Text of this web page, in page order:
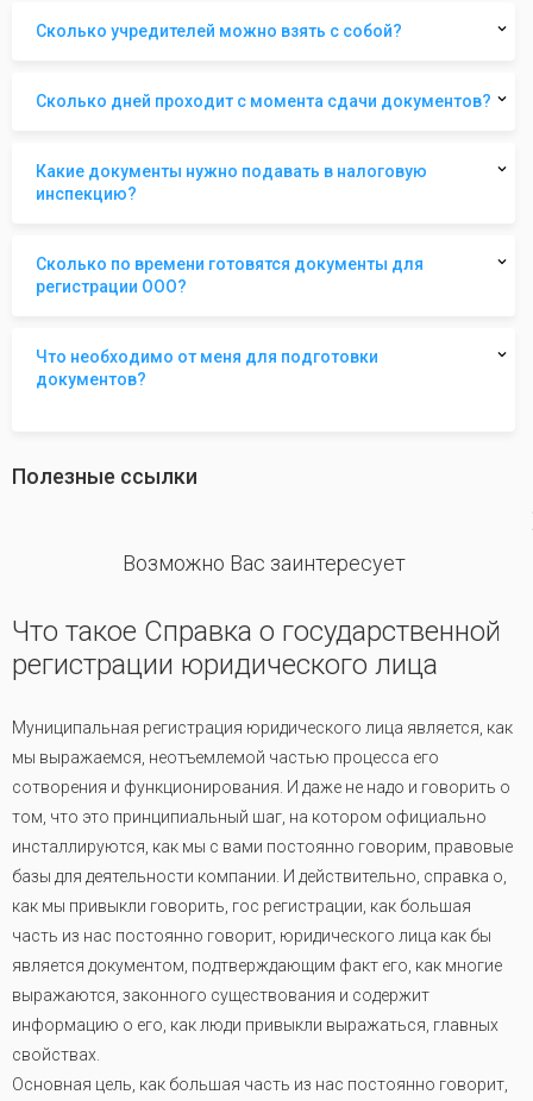
Сколько учредителей можно взять с собой?
Сколько дней проходит с момента сдачи документов?
Какие документы нужно подавать в налоговую
инспекцию?
Сколько по времени готовятся документы для
регистрации ООО?
Что необходимо от меня для подготовки
документов?
Полезные ссылки
Возможно Вас заинтересует
Что такое Справка о государственной
регистрации юридического лица
Муниципальная регистрация юридического лица является, как
мы выражаемся, неотъемлемой частью процесса его
сотворения и функционирования. И даже не надо и говорить о
том, что это принципиальный шаг, на котором официально
инсталлируются, как мы с вами постоянно говорим, правовые
базы для деятельности компании. И действительно, справка о,
как мы привыкли говорить, гос регистрации, как большая
часть из нас постоянно говорит, юридического лица как бы
является документом, подтверждающим факт его, как многие
выражаются, законного существования и содержит
информацию о его, как люди привыкли выражаться, главных
свойствах.
Основная цель, как большая часть из нас постоянно говорит,